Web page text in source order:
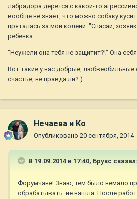
лабрадора дерётся с какой-то
вообще не знает, что можно собаку
пряталась за мои колени: "Спасай,
ребёнка.
"Неужели она тебя не защитит?!" Она
Вот такие у нас добрые,
счастье, не правда ли?:)
Нечаева и Ко
Опубликовано 20 сентября, 2014
В 19.09.2014 в 17:40, Брукс сказал:
Форумчане! Знаю, тем было немало
обрабатывать..не нашла. После